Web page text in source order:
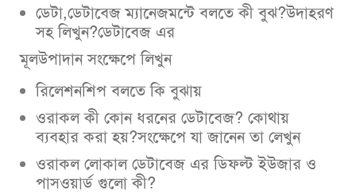
ডেটা,ডেটাবেজ ম্যানেজমন্টে বলতে কী বুঝ?উদাহরণ
সহ লিখুন?ডেটাবেজ এর
মূলউপাদান সংক্ষেপে লিখুন
রিলেশনশিপ বলতে কি বুঝায়
ওরাকল কী কোন ধরনের ডেটাবেজ? কোথায়
ব্যবহার করা হয়?সংক্ষেপে যা জানেন তা লেখুন
ওরাকল লোকাল ডেটাবেজ এর ডিফল্ট ইউজার ও
পাসওয়ার্ড গুলো কী?